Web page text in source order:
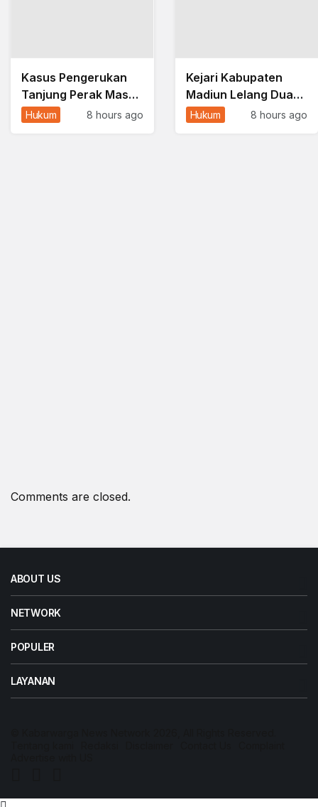
Kasus Pengerukan
Tanjung Perak Masuk
Tahap Tuntutan, JPU
Hukum 8 hours ago
Kejari Kabupaten
Madiun Lelang Dua
Motor Rampasan
Hukum 8 hours ago
Comments are closed.
ABOUT US
NETWORK
POPULER
LAYANAN